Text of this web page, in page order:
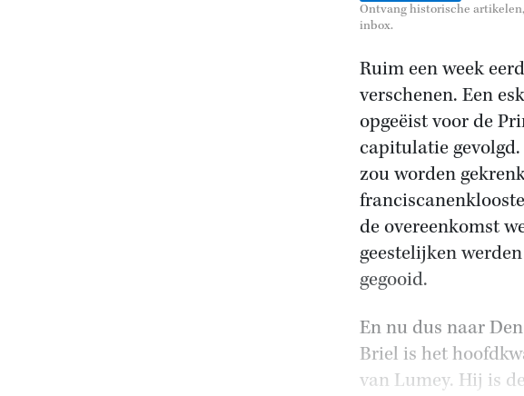
Ontvang historische
inbox.
Ruim een week
verschenen. Een
opgeëist voor de
capitulatie
zou worden
de overeenkomst
geestelijken
gegooid.
En nu dus naar
Briel is het
van Lumey. Hij is